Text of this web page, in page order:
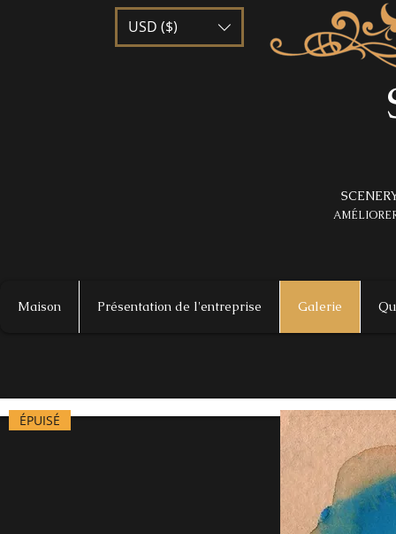
USD ($)
Maison Présentation de l'entreprise Galerie
ÉPUISÉ